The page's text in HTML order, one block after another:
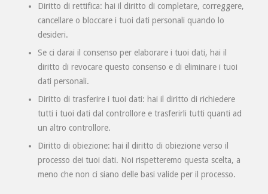
Diritto di rettifica: hai il diritto di completare, correggere,
cancellare o bloccare i tuoi dati personali quando lo
desideri.
Se ci darai il consenso per elaborare i tuoi dati, hai il
diritto di revocare questo consenso e di eliminare i tuoi
dati personali.
Diritto di trasferire i tuoi dati: hai il diritto di richiedere
tutti i tuoi dati dal controllore e trasferirli tutti quanti ad
un altro controllore.
Diritto di obiezione: hai il diritto di obiezione verso il
processo dei tuoi dati. Noi rispetteremo questa scelta, a
meno che non ci siano delle basi valide per il processo.